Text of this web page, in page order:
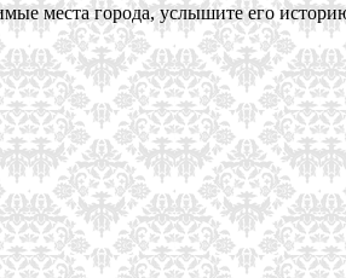
места города, услышите его